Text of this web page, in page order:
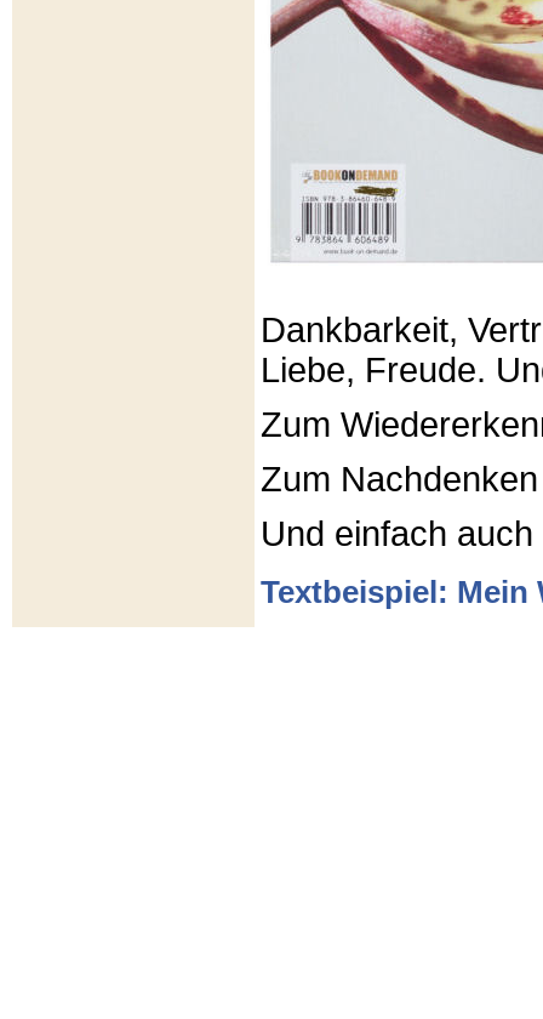
Dankbarkeit,
Liebe, Freude.
Zum
Zum Nachdenken
Und einfach
Textbeispiel: Mein